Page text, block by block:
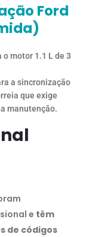
Ford
o motor 1.1 L de 3
a sincronização
que exige
manutenção.
e têm
de códigos